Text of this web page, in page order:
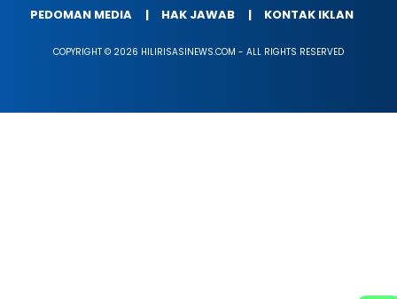
PEDOMAN MEDIA
HAK JAWAB KONTAK IKLAN
COPYRIGHT © 2026 HILIRISASINEWS.COM - ALL RIGHTS RESERVED